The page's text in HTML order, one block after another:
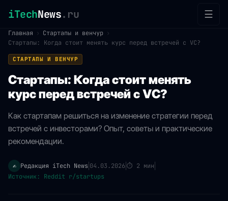
iTechNews.ru ☰
Главная › Стартапы и венчур
›
Стартапы: Когда стоит менять курс перед встречей с VC?
СТАРТАПЫ И ВЕНЧУР
Стартапы: Когда стоит менять
курс перед встречей с VC?
Как стартапам решиться на изменение стратегии перед
встречей с инвесторами? Опыт, советы и практические
рекомендации.
✍️ Редакция iTech News 04.03.2026⏱ 2 мин
Источник: Reddit r/startups